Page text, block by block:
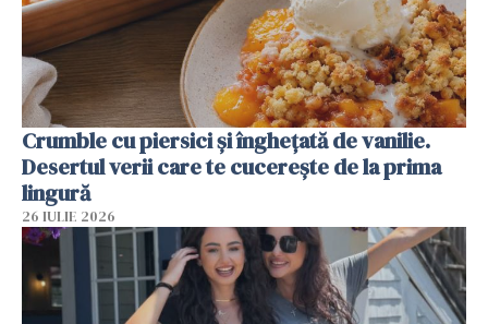
Crumble cu piersici și înghețată de vanilie.
Desertul verii care te cucerește de la prima
lingură
26 IULIE 2026